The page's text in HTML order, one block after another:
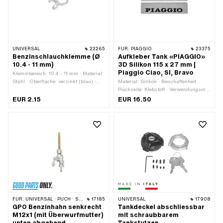
UNIVERSAL 22265
Benzinschlauchklemme (Ø
10.4 - 11 mm)
Klemmbereich: 10.4 - 11 mm · Material:
Stahl · Oberfläche: verzinkt (blau) ·
Steckverbindung geklemmt
EUR 2.15
FÜR: PIAGGIO 23375
Aufkleber Tank «PIAGGIO»
3D Silikon 115 x 27 mm |
Piaggio Ciao, SI, Bravo
Material: Silikon · Beschaffenheit
Rückseite: Klebstoff · Verwendungsort:
Tank (+ Rahmen) · Farbe: schwarz ·
EUR 16.50
FÜR: UNIVERSAL · PUCH · SACHS · PONY / CILO (BETA 521 & 512) 17185
GPO Benzinhahn senkrecht
M12x1 (mit Überwurfmutter)
UNIVERSAL 17908
Tankdeckel abschliessbar
mit schraubbarem